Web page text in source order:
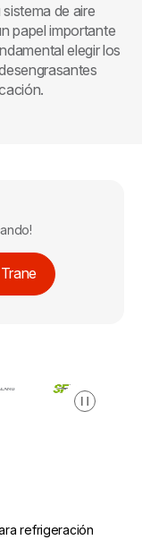
de aire
papel importante
elegir los
Pausa
refrigeración